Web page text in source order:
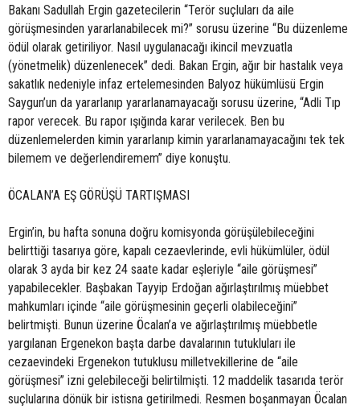
Bakanı Sadullah Ergin gazetecilerin “Terör suçluları da aile
görüşmesinden yararlanabilecek mi?” sorusu üzerine “Bu düzenleme
ödül olarak getiriliyor. Nasıl uygulanacağı ikincil mevzuatla
(yönetmelik) düzenlenecek” dedi. Bakan Ergin, ağır bir hastalık veya
sakatlık nedeniyle infaz ertelemesinden Balyoz hükümlüsü Ergin
Saygun’un da yararlanıp yararlanamayacağı sorusu üzerine, “Adli Tıp
rapor verecek. Bu rapor ışığında karar verilecek. Ben bu
düzenlemelerden kimin yararlanıp kimin yararlanamayacağını tek tek
bilemem ve değerlendiremem” diye konuştu.
ÖCALAN’A EŞ GÖRÜŞÜ TARTIŞMASI
Ergin’in, bu hafta sonuna doğru komisyonda görüşülebileceğini
belirttiği tasarıya göre, kapalı cezaevlerinde, evli hükümlüler, ödül
olarak 3 ayda bir kez 24 saate kadar eşleriyle “aile görüşmesi”
yapabilecekler. Başbakan Tayyip Erdoğan ağırlaştırılmış müebbet
mahkumları içinde “aile görüşmesinin geçerli olabileceğini”
belirtmişti. Bunun üzerine Öcalan’a ve ağırlaştırılmış müebbetle
yargılanan Ergenekon başta darbe davalarının tutukluları ile
cezaevindeki Ergenekon tutuklusu milletvekillerine de “aile
görüşmesi” izni gelebileceği belirtilmişti. 12 maddelik tasarıda terör
suçlularına dönük bir istisna getirilmedi. Resmen boşanmayan Öcalan